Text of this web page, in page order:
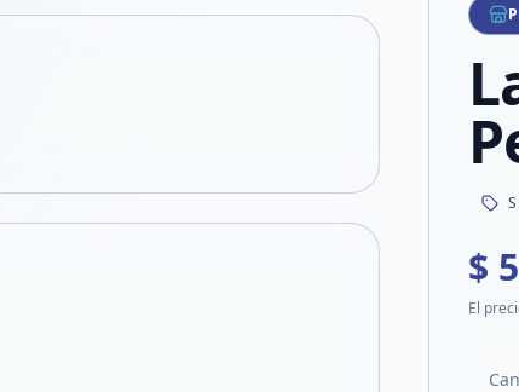
VER EN PANTALLA COMPLETA
Compartir por mail
Compartir en
Compartir en X
$
El